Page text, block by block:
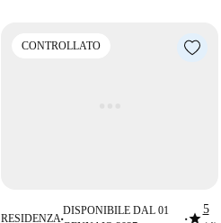
CONTROLLATO
RESIDENZA■
DISPONIBILE DAL 01
■star5